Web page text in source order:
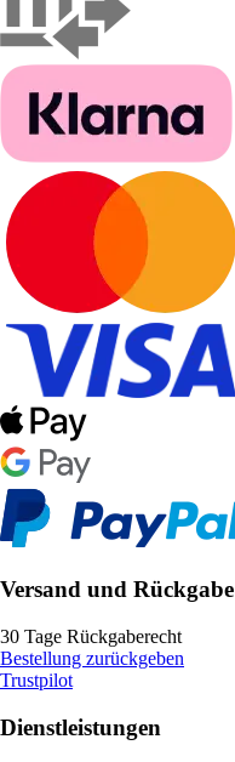
Versand und Rückgabe
30 Tage Rückgaberecht
Bestellung zurückgeben
Trustpilot
Dienstleistungen